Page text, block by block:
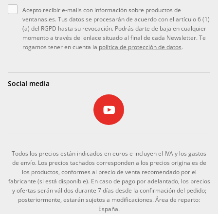
Acepto recibir e-mails con información sobre productos de
ventanas.es. Tus datos se procesarán de acuerdo con el artículo 6 (1)
(a) del RGPD hasta su revocación. Podrás darte de baja en cualquier
momento a través del enlace situado al final de cada Newsletter. Te
rogamos tener en cuenta la política de protección de datos.
Social media
Todos los precios están indicados en euros e incluyen el IVA y los gastos
de envío. Los precios tachados corresponden a los precios originales de
los productos, conformes al precio de venta recomendado por el
fabricante (si está disponible). En caso de pago por adelantado, los precios
y ofertas serán válidos durante 7 días desde la confirmación del pedido;
posteriormente, estarán sujetos a modificaciones. Área de reparto:
España.